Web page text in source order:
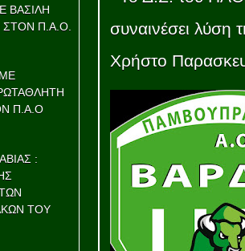
ΒΑΣΙΛΗ
Π.Α.Ο.
Π.Α.Ο
:
ΤΟΥ
συναινέσει λύση
Χρήστο